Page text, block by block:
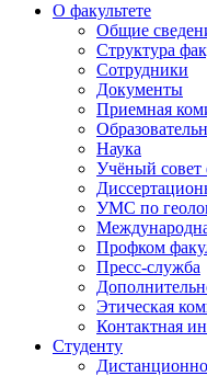
О факультете
Общие
Структура
Сотрудники
Документы
Приемная
Наука
Учёный совет
УМС по
Профком
Пресс-служба
Этическая
Контактная
Студенту